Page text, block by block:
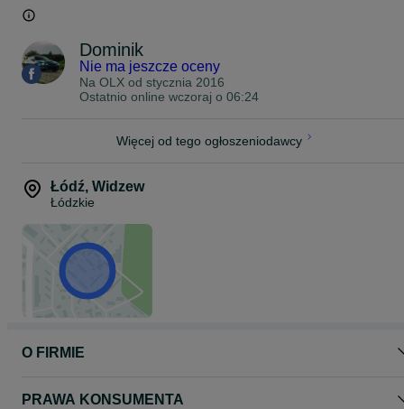
Dominik
Nie ma jeszcze oceny
Na OLX od stycznia 2016
Ostatnio online wczoraj o 06:24
Więcej od tego ogłoszeniodawcy
Łódź, Widzew
Łódzkie
O FIRMIE
PRAWA KONSUMENTA